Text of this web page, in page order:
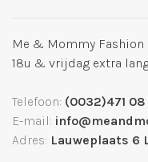
Me & Mommy Fashion
18u & vrijdag extra
Telefoon: (0032)471 08
E-mail:
Adres: Lauweplaats 6